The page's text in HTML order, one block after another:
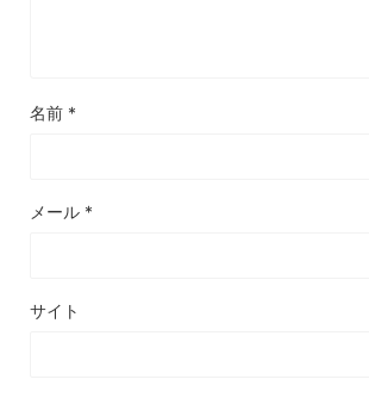
名前 *
メール *
サイト